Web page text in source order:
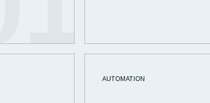
AUTOMATION